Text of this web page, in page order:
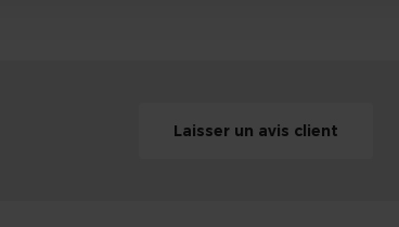
Laisser un avis client